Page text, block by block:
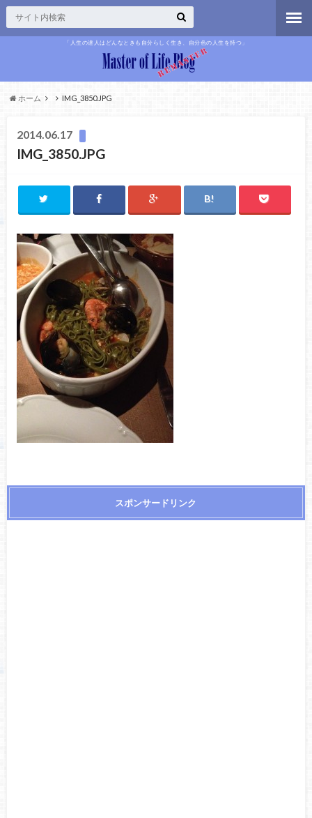
「人生の達人はどんなときも自分らしく生き、自分色の人生を持つ」
ホーム IMG_3850.JPG
2014.06.17
IMG_3850.JPG
スポンサードリンク